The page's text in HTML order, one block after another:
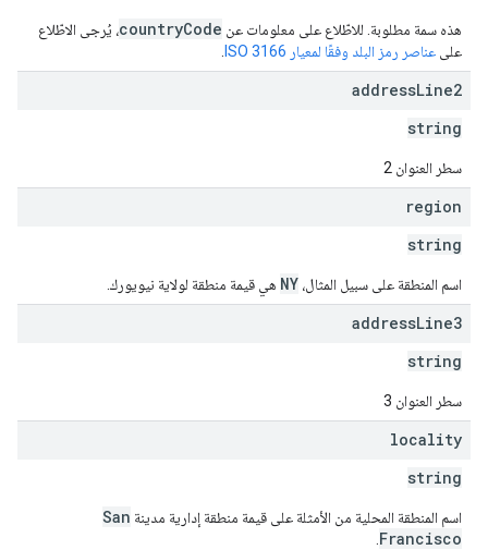
هذه سمة مطلوبة. للاطّلاع على معلومات عن countryCode، يُرجى الاطّلاع
على عناصر رمز البلد وفقًا لمعيار ISO 3166
addressLine2
string
سطر العنوان 2
region
string
اسم المنطقة على سبيل المثال، NY هي قيمة منطقة لولاية نيويورك.
addressLine3
string
سطر العنوان 3
locality
string
اسم المنطقة المحلية من الأمثلة على قيمة منطقة إدارية مدينة San
Francisco